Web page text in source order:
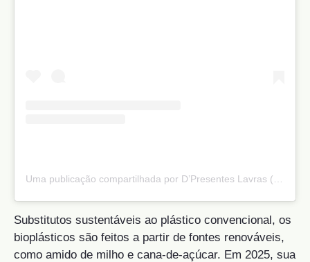
Uma publicação compartilhada por D’Presentes Lavras (@dpresenteslavras)
Substitutos sustentáveis ao plástico convencional, os
bioplásticos são feitos a partir de fontes renováveis,
como amido de milho e cana-de-açúcar. Em 2025, sua